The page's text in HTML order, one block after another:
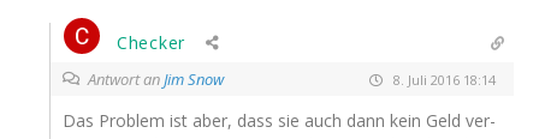
Checker
Antwort anJim Snow 8. Juli 2016 18:14
Das Pro­blem ist aber, dass sie auch dann kein Geld ver­